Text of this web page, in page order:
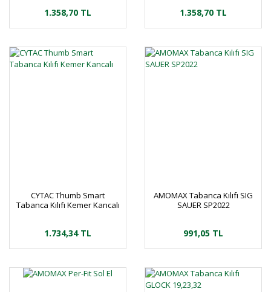
1.358,70 TL 1.358,70 TL
CYTAC Thumb Smart
Tabanca Kılıfı Kemer Kancalı
1.734,34 TL
AMOMAX Tabanca Kılıfı SIG
SAUER SP2022
991,05 TL